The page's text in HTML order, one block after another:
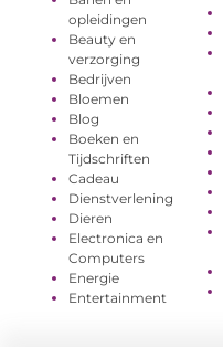
opleidingen
Beauty en
verzorging
Bedrijven
Bloemen
Blog
Boeken en
Tijdschriften
Cadeau
Dienstverlening
Dieren
Electronica en
Computers
Energie
Entertainment